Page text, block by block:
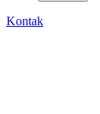
Kontak